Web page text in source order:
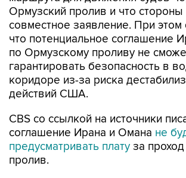
Ормузский пролив и что стороны
совместное заявление. При этом
что потенциальное соглашение
по Ормузскому проливу не
гарантировать безопасность в
коридоре из-за риска
действий США.
CBS со ссылкой на источники
соглашение Ирана и Омана не
предусматривать плату за
пролив.